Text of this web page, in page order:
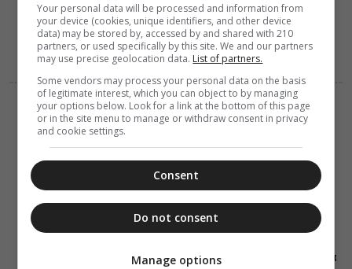
ΔΙΑΦΟΡΑ
ΕΛΛΑΔΑ
07 Αυγούστου 2026
του Ελληνικού
διέσωσαν
οικόσιτα και
πύρινα μέτωπα
Your personal data will be processed and information from
your device (cookies, unique identifiers, and other device
data) may be stored by, accessed by and shared with 210
partners, or used specifically by this site. We and our partners
may use precise geolocation data. List of partners.
Some vendors may process your personal data on the basis
of legitimate interest, which you can object to by managing
your options below. Look for a link at the bottom of this page
or in the site menu to manage or withdraw consent in privacy
and cookie settings.
Consent
Do not consent
Manage options